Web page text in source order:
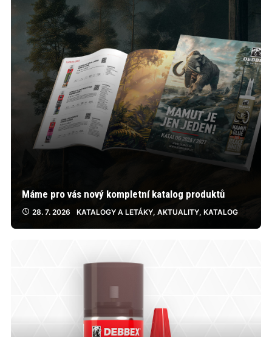
Máme pro vás nový kompletní katalog produktů
28. 7. 2026 KATALOGY A LETÁKY, AKTUALITY, KATALOG